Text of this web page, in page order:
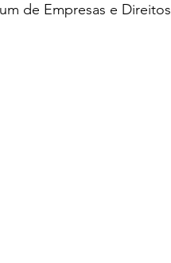
de Empresas e